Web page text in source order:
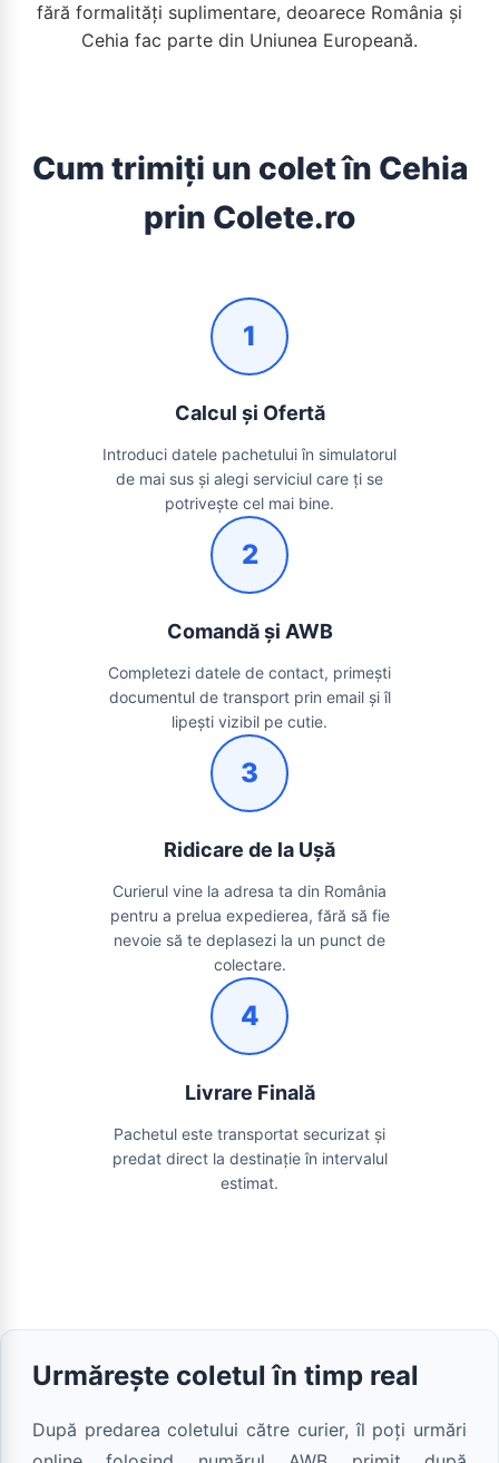
fără formalități suplimentare, deoarece România și
Cehia fac parte din Uniunea Europeană.
Cum trimiți un colet în Cehia
prin Colete.ro
1
Calcul și Ofertă
Introduci datele pachetului în simulatorul
de mai sus și alegi serviciul care ți se
potrivește cel mai bine.
2
Comandă și AWB
Completezi datele de contact, primești
documentul de transport prin email și îl
lipești vizibil pe cutie.
3
Ridicare de la Ușă
Curierul vine la adresa ta din România
pentru a prelua expedierea, fără să fie
nevoie să te deplasezi la un punct de
colectare.
4
Livrare Finală
Pachetul este transportat securizat și
predat direct la destinație în intervalul
estimat.
Urmărește coletul în timp real
După predarea coletului către curier, îl poți urmări